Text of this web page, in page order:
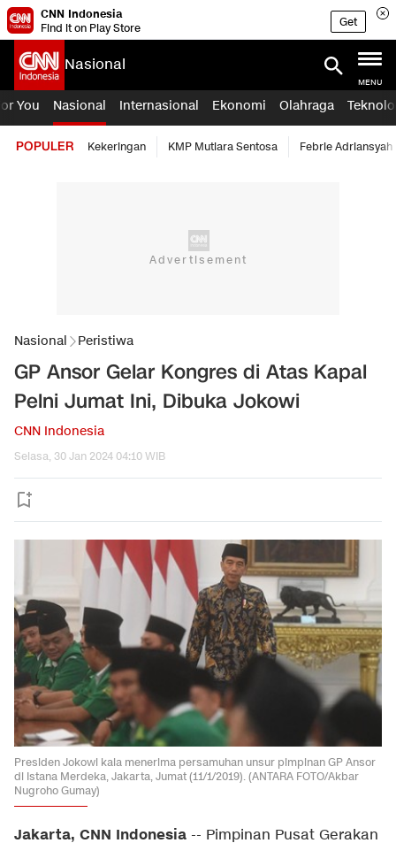
CNN Indonesia
Find it on Play Store
Get
Nasional
MENU
You Nasional Internasional Ekonomi Olahraga
POPULER Kekeringan KMP Mutiara Sentosa Febrie Adriansyah
Nasional Peristiwa
GP Ansor Gelar Kongres di Atas Kapal
Pelni Jumat Ini, Dibuka Jokowi
CNN Indonesia
Selasa, 30 Jan 2024 04:10 WIB
Presiden Jokowi kala menerima persamuhan unsur pimpinan GP Ansor
di Istana Merdeka, Jakarta, Jumat (11/1/2019). (ANTARA FOTO/Akbar
Nugroho Gumay)
Jakarta, CNN Indonesia -- Pimpinan Pusat Gerakan